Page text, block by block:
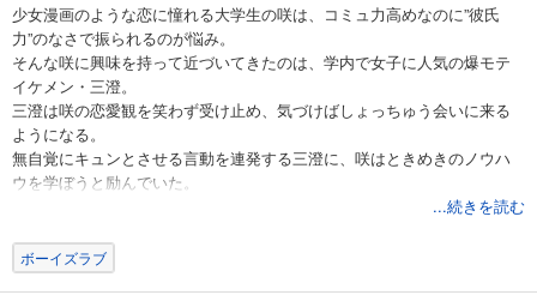
少女漫画のような恋に憧れる大学生の咲は、コミュ力高めなのに”彼氏
力”のなさで振られるのが悩み。
そんな咲に興味を持って近づいてきたのは、学内で女子に人気の爆モテ
イケメン・三澄。
三澄は咲の恋愛観を笑わず受け止め、気づけばしょっちゅう会いに来る
ようになる。
無自覚にキュンとさせる言動を連発する三澄に、咲はときめきのノウハ
ウを学ぼうと励んでいた。
しかしいつしか、本気で三澄にときめいてしまうようになり…!?
★★電子のみで楽しめるスペシャル修正仕様★★
...続きを読む
ボーイズラブ